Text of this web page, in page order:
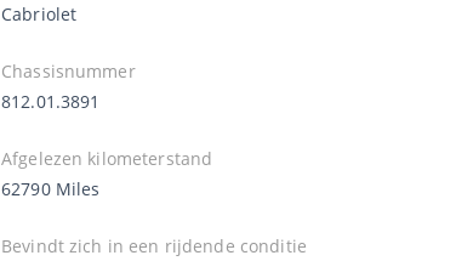
Cabriolet
Chassisnummer
812.01.3891
Afgelezen kilometerstand
62790 Miles
Bevindt zich in een rijdende conditie